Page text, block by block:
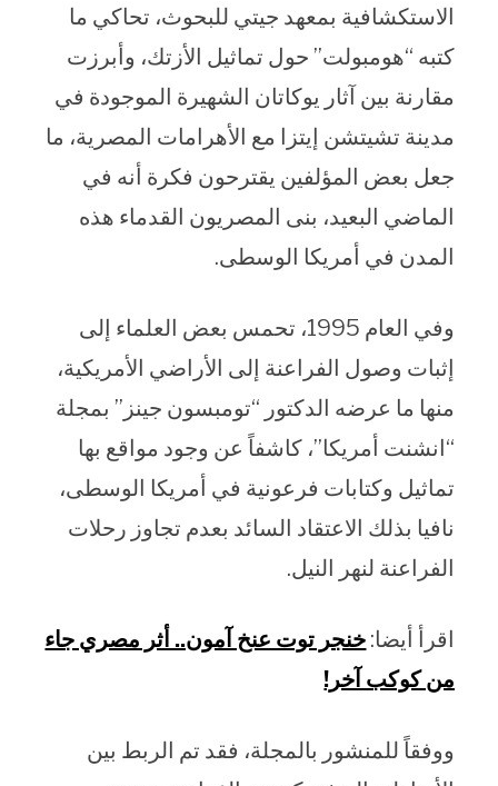
الاستكشافية بمعهد جيتي للبحوث، تحاكي ما
كتبه “هومبولت” حول تماثيل الأزتك، وأبرزت
مقارنة بين آثار يوكاتان الشهيرة الموجودة في
مدينة تشيتشن إيتزا مع الأهرامات المصرية، ما
جعل بعض المؤلفين يقترحون فكرة أنه في
الماضي البعيد، بنى المصريون القدماء هذه
المدن في أمريكا الوسطى.
وفي العام 1995، تحمس بعض العلماء إلى
إثبات وصول الفراعنة إلى الأراضي الأمريكية،
منها ما عرضه الدكتور “تومبسون جينز” بمجلة
“انشنت أمريكا”، كاشفاً عن وجود مواقع بها
تماثيل وكتابات فرعونية في أمريكا الوسطى،
نافيا بذلك الاعتقاد السائد بعدم تجاوز رحلات
الفراعنة لنهر النيل.
اقرأ أيضا: خنجر توت عنخ آمون.. أثر مصري جاء
من كوكب آخر!
ووفقاً للمنشور بالمجلة، فقد تم الربط بين